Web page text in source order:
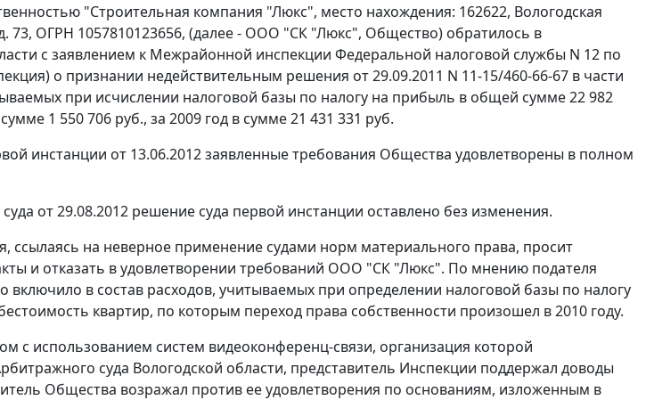
"Строительная компания "Люкс", место нахождения: 162622, Вологодская
73, ОГРН 1057810123656, (далее - ООО "СК "Люкс", Общество) обратилось в
с заявлением к Межрайонной инспекции Федеральной налоговой службы N 12 по
о признании недействительным решения от 29.09.2011 N 11-15/460-66-67 в части
при исчислении налоговой базы по налогу на прибыль в общей сумме 22 982
1 550 706 руб., за 2009 год в сумме 21 431 331 руб.
инстанции от 13.06.2012 заявленные требования Общества удовлетворены в полном
от 29.08.2012 решение суда первой инстанции оставлено без изменения.
ссылаясь на неверное применение судами норм материального права, просит
и отказать в удовлетворении требований ООО "СК "Люкс". По мнению подателя
в состав расходов, учитываемых при определении налоговой базы по налогу
квартир, по которым переход права собственности произошел в 2010 году.
с использованием систем видеоконференц-связи, организация которой
суда Вологодской области, представитель Инспекции поддержал доводы
Общества возражал против ее удовлетворения по основаниям, изложенным в